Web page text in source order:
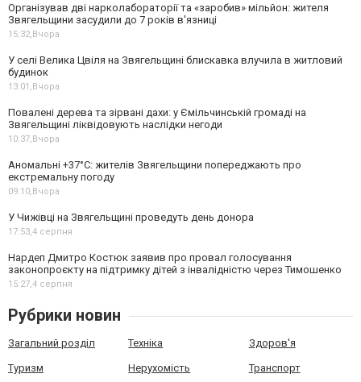
Організував дві нарколабораторії та «заробив» мільйон: жителя
Звягельщини засудили до 7 років в'язниці
15:32, Вчора
У селі Велика Цвіля на Звягельщині блискавка влучила в житловий
будинок
13:01, Вчора
Повалені дерева та зірвані дахи: у Ємільчинській громаді на
Звягельщині ліквідовують наслідки негоди
10:37, Вчора
Аномальні +37°C: жителів Звягельщини попереджають про
екстремальну погоду
09:10, Вчора
У Чижівці на Звягельщині проведуть день донора
17:53, 4 серпня
Нардеп Дмитро Костюк заявив про провал голосування
законопроєкту на підтримку дітей з інвалідністю через Тимошенко
15:27, 4 серпня
Рубрики новин
Загальний розділ Техніка Здоров'я
Туризм Нерухомість Транспорт